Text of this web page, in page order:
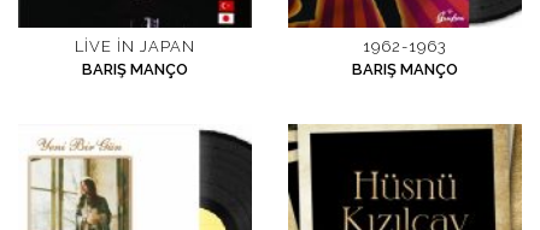
LIVE IN JAPAN
BARIŞ MANÇO
1962-1963
BARIŞ MANÇO